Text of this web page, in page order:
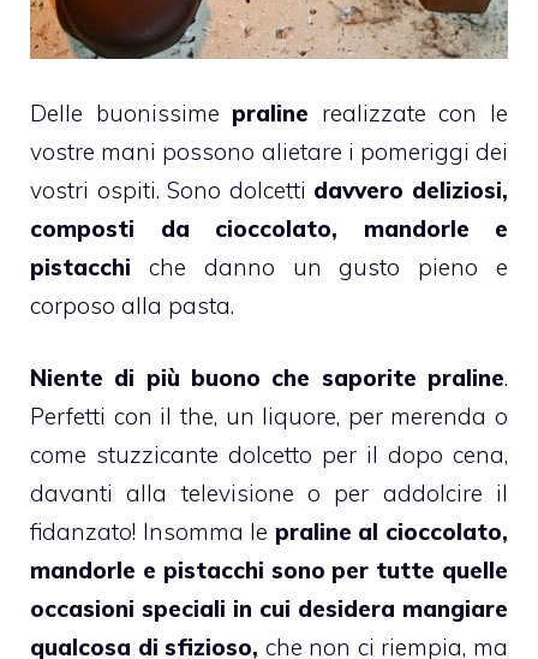
Delle buonissime praline realizzate con le
vostre mani possono alietare i pomeriggi dei
vostri ospiti. Sono dolcetti davvero deliziosi,
composti da cioccolato, mandorle e
pistacchi che danno un gusto pieno e
corposo alla pasta.
Niente di più buono che saporite praline.
Perfetti con il the, un liquore, per merenda o
come stuzzicante dolcetto per il dopo cena,
davanti alla televisione o per addolcire il
fidanzato! Insomma le praline al cioccolato,
mandorle e pistacchi sono per tutte quelle
occasioni speciali in cui desidera mangiare
qualcosa di sfizioso, che non ci riempia, ma